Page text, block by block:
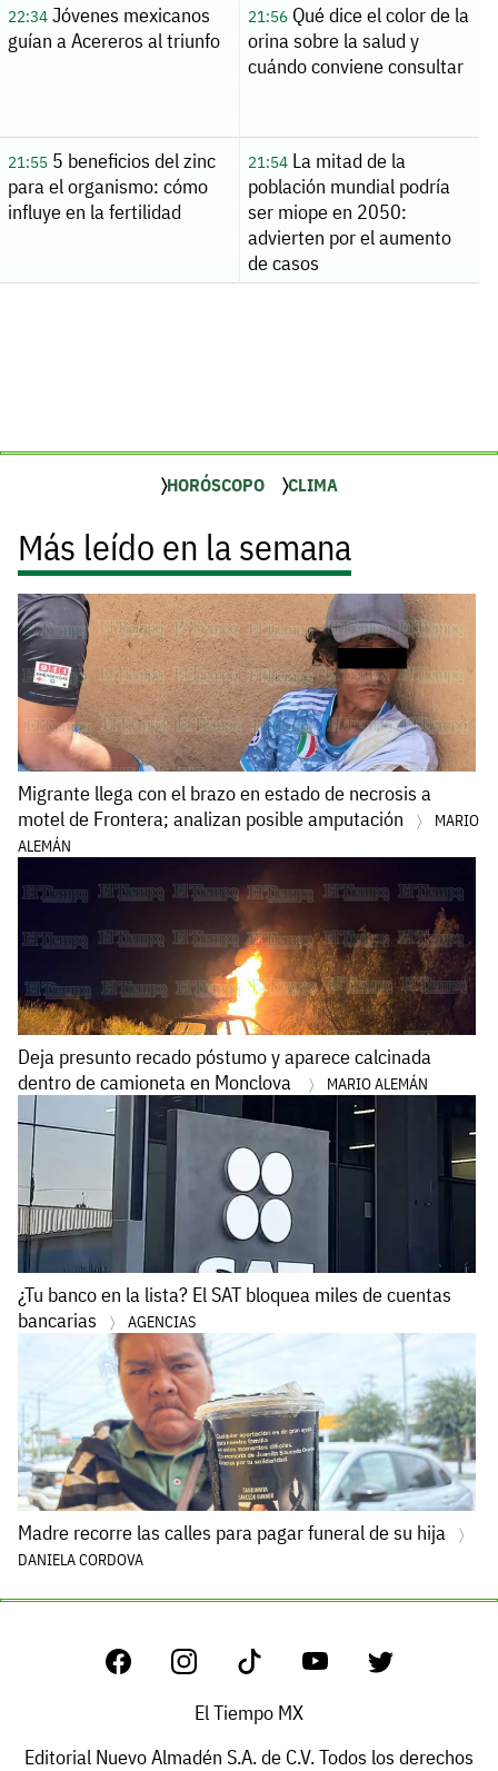
22:34Jóvenes mexicanos
guían a Acereros al triunfo
21:56Qué dice el color de la
orina sobre la salud y
cuándo conviene consultar
21:555 beneficios del zinc
para el organismo: cómo
influye en la fertilidad
21:54La mitad de la
población mundial podría
ser miope en 2050:
advierten por el aumento
de casos
HORÓSCOPO CLIMA
Más leído en la semana
Migrante llega con el brazo en estado de necrosis a
motel de Frontera; analizan posible amputación
MARIO
ALEMÁN
Deja presunto recado póstumo y aparece calcinada
dentro de camioneta en Monclova
MARIO ALEMÁN
¿Tu banco en la lista? El SAT bloquea miles de cuentas
bancarias
AGENCIAS
Madre recorre las calles para pagar funeral de su hija
DANIELA CORDOVA
El Tiempo MX
Editorial Nuevo Almadén S.A. de C.V. Todos los derechos